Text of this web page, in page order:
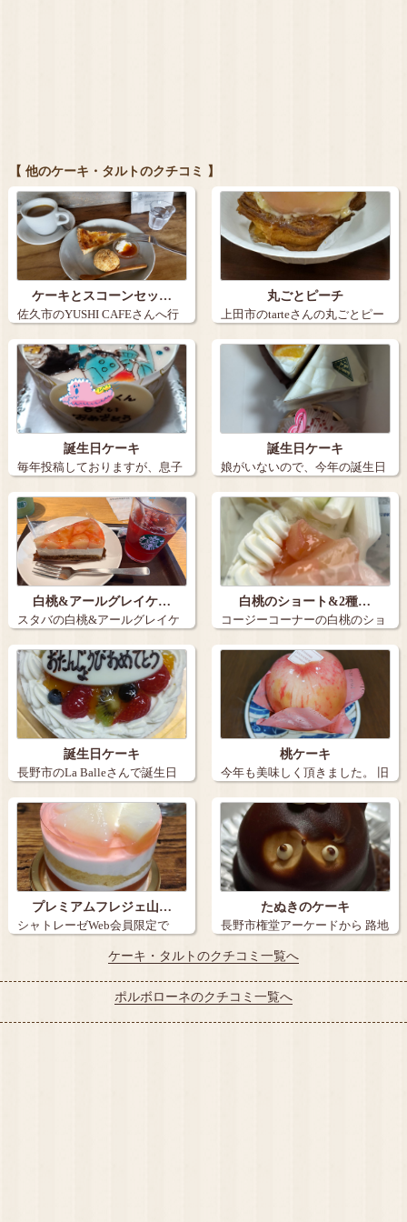
【 他のケーキ・タルトのクチコミ 】
ケーキとスコーンセッ…
佐久市のYUSHI CAFEさんへ行
きま…
丸ごとピーチ
上田市のtarteさんの丸ごとピー
チ。９…
誕生日ケーキ
毎年投稿しておりますが、息子
の誕生日ケー…
誕生日ケーキ
娘がいないので、今年の誕生日
ケーキは３個…
白桃&アールグレイケ…
スタバの白桃&アールグレイケ
ーキとアイス…
白桃のショート&2種…
コージーコーナーの白桃のショ
ートと2種の…
誕生日ケーキ
長野市のLa Balleさんで誕生日
ケー…
桃ケーキ
今年も美味しく頂きました。 旧
丸子の【…
プレミアムフレジェ山…
シャトレーゼWeb会員限定で
たぬきのケーキ
長野市権堂アーケードから 路地
を15メ…
ケーキ・タルトのクチコミ一覧へ
ポルボローネのクチコミ一覧へ